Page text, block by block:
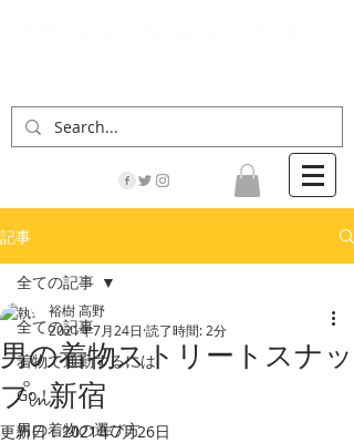
記事
全ての記事
着物で通勤するには
Go！
男の着物の選び方
全ての記事
男の着物ストリートスナッ
プin新宿
裕樹 高野
2021年7月24日 読了時間: 2分
更新日：2021年7月26日